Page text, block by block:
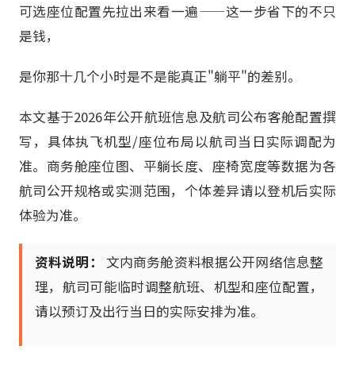
可选座位配置先拉出来看一遍——这一步省下的不只
是钱，
是你那十几个小时是不是能真正"躺平"的差别。
本文基于2026年公开航班信息及航司公布客舱配置撰
写，具体执飞机型/座位布局以航司当日实际调配为
准。商务舱座位图、平躺长度、座椅宽度等数据为各
航司公开规格或实测范围，个体差异请以登机后实际
体验为准。
资料说明：
文内商务舱资料根据公开网络信息整
理，航司可能临时调整航班、机型和座位配置，
请以预订及出行当日的实际安排为准。